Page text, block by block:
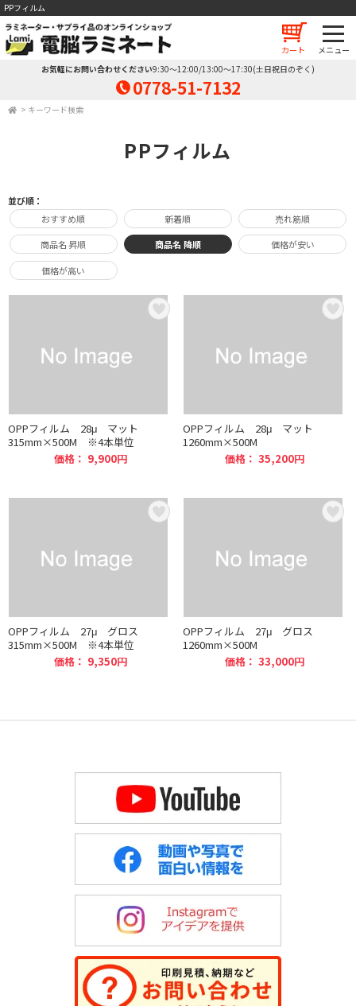
PPフィルム
カート
お気軽にお問い合わせください9:30～12:00/13:00～17:30(土日祝日のぞく)
0778-51-7132
> キーワード検索
PPフィルム
並び順：
おすすめ順
新着順 売れ筋順
商品名 昇順 商品名 降順 価格が安い
価格が高い
OPPフィルム 28μ マット
315mm×500M ※4本単位
価格： 9,900円
OPPフィルム 28μ マット
1260mm×500M
価格： 35,200円
OPPフィルム 27μ グロス
315mm×500M ※4本単位
価格： 9,350円
OPPフィルム 27μ グロス
1260mm×500M
価格： 33,000円